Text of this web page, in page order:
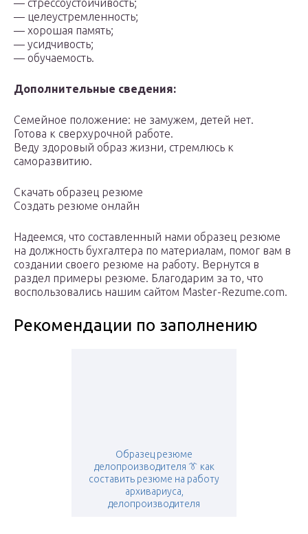
— стрессоустойчивость;
— целеустремленность;
— хорошая память;
— усидчивость;
— обучаемость.
Дополнительные сведения:
Семейное положение: не замужем, детей нет.
Готова к сверхурочной работе.
Веду здоровый образ жизни, стремлюсь к
саморазвитию.
Скачать образец резюме
Создать резюме онлайн
Надеемся, что составленный нами образец резюме
на должность бухгалтера по материалам, помог вам в
создании своего резюме на работу. Вернутся в
раздел примеры резюме. Благодарим за то, что
воспользовались нашим сайтом Master-Rezume.com.
Рекомендации по заполнению
Образец резюме
делопроизводителя 👔 как
составить резюме на работу
архивариуса,
делопроизводителя